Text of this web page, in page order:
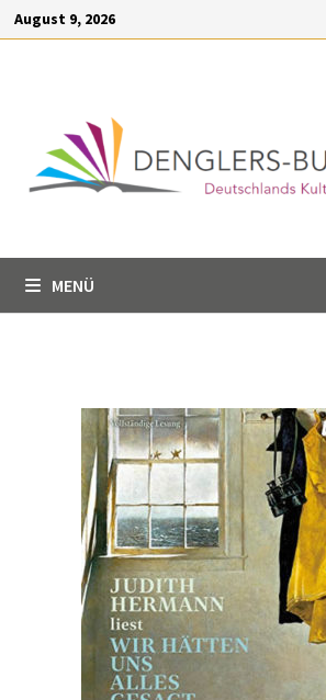
springen
August 9, 2026
MENÜ